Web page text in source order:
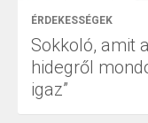
ÉRDEKESSÉGEK
Sokkoló, amit
hidegről
igaz”